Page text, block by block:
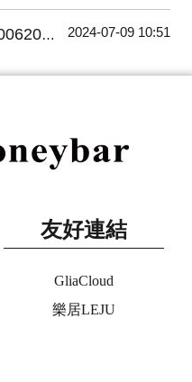
0056? 2024-07-09 10:51
友好連結
GliaCloud
樂居LEJU